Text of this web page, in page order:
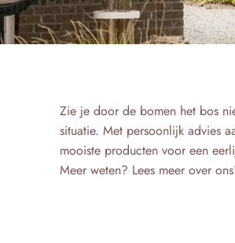
Zie je door de bomen het bos
situatie. Met persoonlijk advies
mooiste producten voor een
Meer weten? Lees meer over